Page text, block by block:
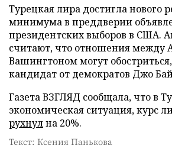
Турецкая лира достигла нового
минимума в преддверии
президентских выборов в США.
считают, что отношения между
Вашингтоном могут
кандидат от демократов Джо
Газета ВЗГЛЯД сообщала, что в
экономическая ситуация, курс
рухнулна 20%.
Текст: Ксения Панькова